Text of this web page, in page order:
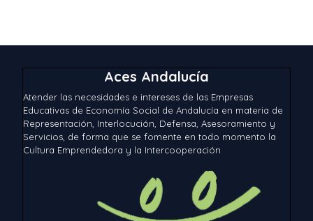
Aces Andalucía
Atender las necesidades e intereses de las Empresas
Educativas de Economía Social de Andalucía en materia de
Representación, Interlocución, Defensa, Asesoramiento y
Servicios, de forma que se fomente en todo momento la
Cultura Emprendedora y la Intercooperación